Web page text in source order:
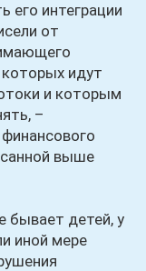
его интеграции
от
которых идут
и которым
–
выше
детей, у
иной мере